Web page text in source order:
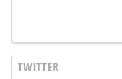
TWITTER